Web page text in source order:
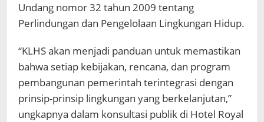
Undang nomor 32 tahun 2009 tentang
Perlindungan dan Pengelolaan Lingkungan Hidup.
“KLHS akan menjadi panduan untuk memastikan
bahwa setiap kebijakan, rencana, dan program
pembangunan pemerintah terintegrasi dengan
prinsip-prinsip lingkungan yang berkelanjutan,”
ungkapnya dalam konsultasi publik di Hotel Royal